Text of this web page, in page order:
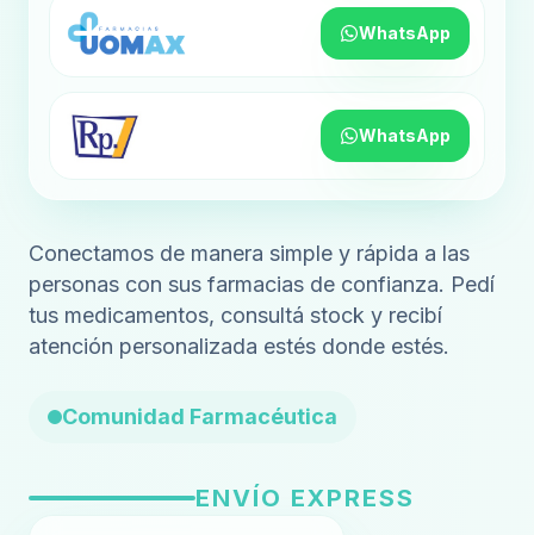
WhatsApp
WhatsApp
Conectamos de manera simple y rápida a las
personas con sus farmacias de confianza. Pedí
tus medicamentos, consultá stock y recibí
atención personalizada estés donde estés.
Comunidad Farmacéutica
ENVÍO EXPRESS